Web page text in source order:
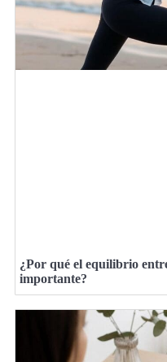
¿Por qué el equilibrio
importante?